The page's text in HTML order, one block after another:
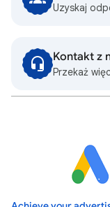
Uzyskaj
Kontakt z
Przekaż